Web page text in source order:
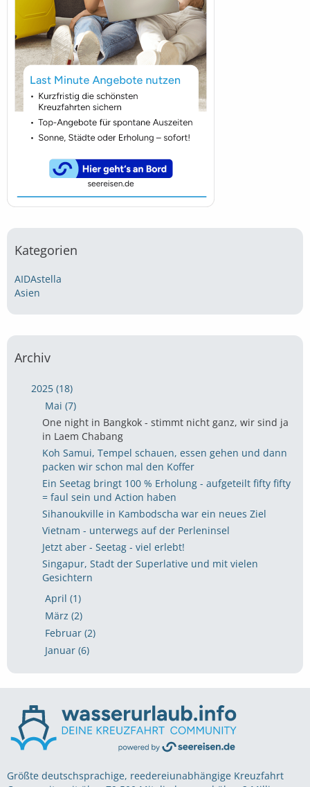
Kategorien
AIDAstella
Asien
Archiv
2025 (18)
Mai (7)
One night in Bangkok - stimmt nicht ganz, wir sind ja
in Laem Chabang
Koh Samui, Tempel schauen, essen gehen und dann
packen wir schon mal den Koffer
Ein Seetag bringt 100 % Erholung - aufgeteilt fifty fifty
= faul sein und Action haben
Sihanoukville in Kambodscha war ein neues Ziel
Vietnam - unterwegs auf der Perleninsel
Jetzt aber - Seetag - viel erlebt!
Singapur, Stadt der Superlative und mit vielen
Gesichtern
April (1)
März (2)
Februar (2)
Januar (6)
Größte deutschsprachige, reedereiunabhängige Kreuzfahrt